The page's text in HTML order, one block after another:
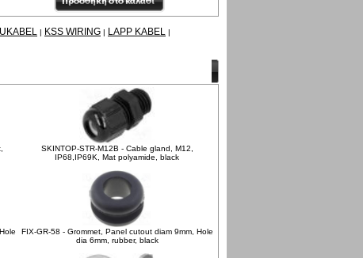
| KSS WIRING | LAPP KABEL |
SKINTOP-STR-M12B - Cable gland, M12,
IP68,IP69K, Mat polyamide, black
FIX-GR-58 - Grommet, Panel cutout diam 9mm, Hole
dia 6mm, rubber, black